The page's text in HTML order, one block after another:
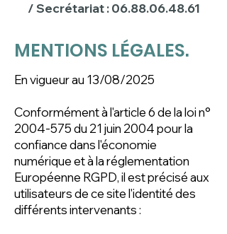
/ Secrétariat : 06.88.06.48.61
MENTIONS LÉGALES.
En vigueur au 13/08/2025
Conformément à l'article 6 de la loi n°
2004-575du 21 juin 2004 pour la
confiance dans l'économie
numérique et à la réglementation
Européenne RGPD, il est précisé aux
utilisateurs de ce site l'identité des
différents intervenants :